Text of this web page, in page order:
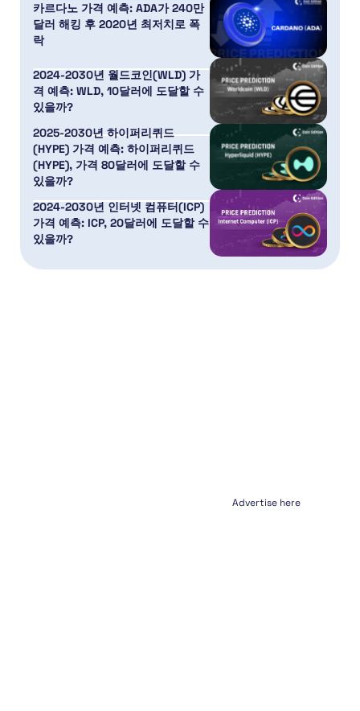
카르다노 가격 예측: ADA가 240만
달러 해킹 후 2020년 최저치로 폭
락
2024-2030년 월드코인(WLD) 가
격 예측: WLD, 10달러에 도달할 수
있을까?
2025-2030년 하이퍼리퀴드
(HYPE) 가격 예측: 하이퍼리퀴드
(HYPE), 가격 80달러에 도달할 수
있을까?
2024-2030년 인터넷 컴퓨터(ICP)
가격 예측: ICP, 20달러에 도달할 수
있을까?
Advertise here